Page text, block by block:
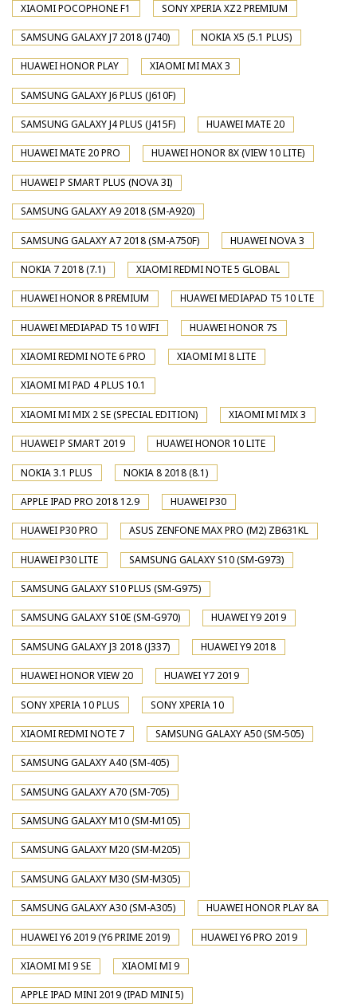
XIAOMI POCOPHONE F1 SONY XPERIA XZ2 PREMIUM
SAMSUNG GALAXY J7 2018 (J740) NOKIA X5 (5.1 PLUS)
HUAWEI HONOR PLAY XIAOMI MI MAX 3
SAMSUNG GALAXY J6 PLUS (J610F)
SAMSUNG GALAXY J4 PLUS (J415F) HUAWEI MATE 20
HUAWEI MATE 20 PRO HUAWEI HONOR 8X (VIEW 10 LITE)
HUAWEI P SMART PLUS (NOVA 3I)
SAMSUNG GALAXY A9 2018 (SM-A920)
SAMSUNG GALAXY A7 2018 (SM-A750F) HUAWEI NOVA 3
NOKIA 7 2018 (7.1) XIAOMI REDMI NOTE 5 GLOBAL
HUAWEI HONOR 8 PREMIUM HUAWEI MEDIAPAD T5 10 LTE
HUAWEI MEDIAPAD T5 10 WIFI HUAWEI HONOR 7S
XIAOMI REDMI NOTE 6 PRO XIAOMI MI 8 LITE
XIAOMI MI PAD 4 PLUS 10.1
XIAOMI MI MIX 2 SE (SPECIAL EDITION) XIAOMI MI MIX 3
HUAWEI P SMART 2019 HUAWEI HONOR 10 LITE
NOKIA 3.1 PLUS NOKIA 8 2018 (8.1)
APPLE IPAD PRO 2018 12.9 HUAWEI P30
HUAWEI P30 PRO ASUS ZENFONE MAX PRO (M2) ZB631KL
HUAWEI P30 LITE SAMSUNG GALAXY S10 (SM-G973)
SAMSUNG GALAXY S10 PLUS (SM-G975)
SAMSUNG GALAXY S10E (SM-G970) HUAWEI Y9 2019
SAMSUNG GALAXY J3 2018 (J337) HUAWEI Y9 2018
HUAWEI HONOR VIEW 20 HUAWEI Y7 2019
SONY XPERIA 10 PLUS SONY XPERIA 10
XIAOMI REDMI NOTE 7 SAMSUNG GALAXY A50 (SM-505)
SAMSUNG GALAXY A40 (SM-405)
SAMSUNG GALAXY A70 (SM-705)
SAMSUNG GALAXY M10 (SM-M105)
SAMSUNG GALAXY M20 (SM-M205)
SAMSUNG GALAXY M30 (SM-M305)
SAMSUNG GALAXY A30 (SM-A305) HUAWEI HONOR PLAY 8A
HUAWEI Y6 2019 (Y6 PRIME 2019) HUAWEI Y6 PRO 2019
XIAOMI MI 9 SE XIAOMI MI 9
APPLE IPAD MINI 2019 (IPAD MINI 5)